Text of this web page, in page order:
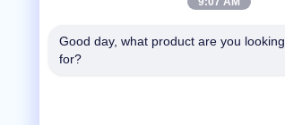
Good day, what product are you looking
for?